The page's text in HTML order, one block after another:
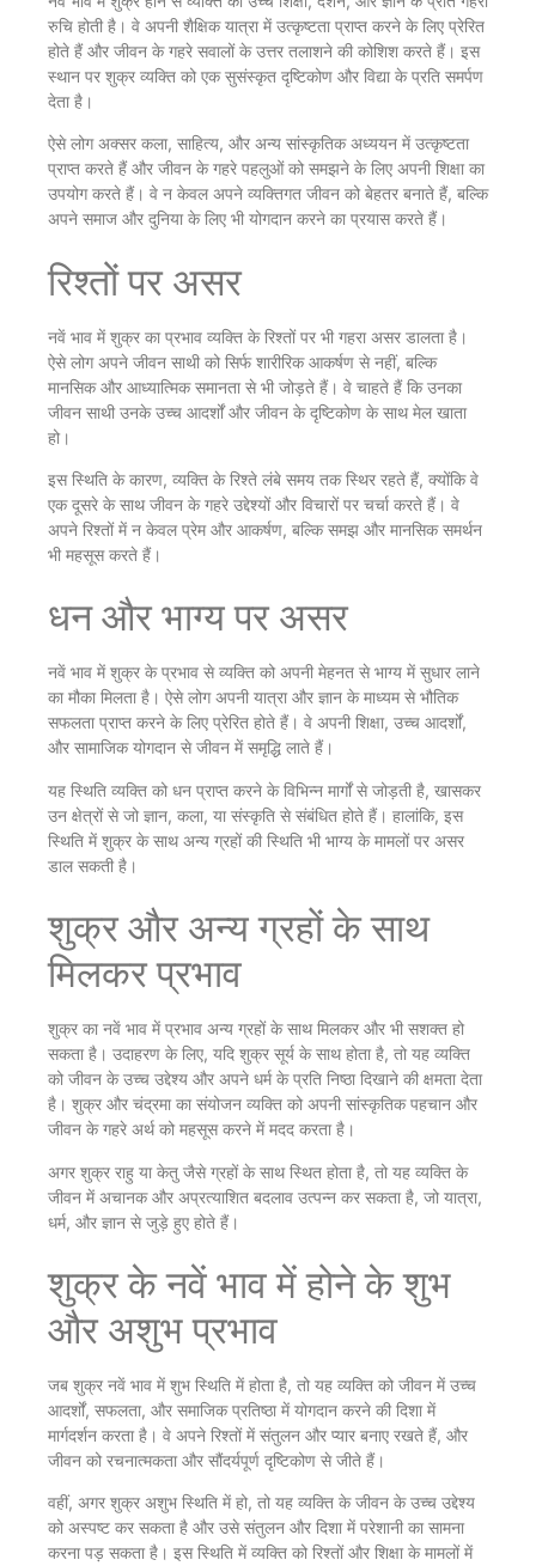
रुचि होती है। वे अपनी शैक्षिक यात्रा में उत्कृष्टता प्राप्त करने के लिए प्रेरित
होते हैं और जीवन के गहरे सवालों के उत्तर तलाशने की कोशिश करते हैं। इस
स्थान पर शुक्र व्यक्ति को एक सुसंस्कृत दृष्टिकोण और विद्या के प्रति समर्पण
देता है।
ऐसे लोग अक्सर कला, साहित्य, और अन्य सांस्कृतिक अध्ययन में उत्कृष्टता
प्राप्त करते हैं और जीवन के गहरे पहलुओं को समझने के लिए अपनी शिक्षा का
उपयोग करते हैं। वे न केवल अपने व्यक्तिगत जीवन को बेहतर बनाते हैं, बल्कि
अपने समाज और दुनिया के लिए भी योगदान करने का प्रयास करते हैं।
रिश्तों पर असर
नवें भाव में शुक्र का प्रभाव व्यक्ति के रिश्तों पर भी गहरा असर डालता है।
ऐसे लोग अपने जीवन साथी को सिर्फ शारीरिक आकर्षण से नहीं, बल्कि
मानसिक और आध्यात्मिक समानता से भी जोड़ते हैं। वे चाहते हैं कि उनका
जीवन साथी उनके उच्च आदर्शों और जीवन के दृष्टिकोण के साथ मेल खाता
हो।
इस स्थिति के कारण, व्यक्ति के रिश्ते लंबे समय तक स्थिर रहते हैं, क्योंकि वे
एक दूसरे के साथ जीवन के गहरे उद्देश्यों और विचारों पर चर्चा करते हैं। वे
अपने रिश्तों में न केवल प्रेम और आकर्षण, बल्कि समझ और मानसिक समर्थन
भी महसूस करते हैं।
धन और भाग्य पर असर
नवें भाव में शुक्र के प्रभाव से व्यक्ति को अपनी मेहनत से भाग्य में सुधार लाने
का मौका मिलता है। ऐसे लोग अपनी यात्रा और ज्ञान के माध्यम से भौतिक
सफलता प्राप्त करने के लिए प्रेरित होते हैं। वे अपनी शिक्षा, उच्च आदर्शों,
और सामाजिक योगदान से जीवन में समृद्धि लाते हैं।
यह स्थिति व्यक्ति को धन प्राप्त करने के विभिन्न मार्गों से जोड़ती है, खासकर
उन क्षेत्रों से जो ज्ञान, कला, या संस्कृति से संबंधित होते हैं। हालांकि, इस
स्थिति में शुक्र के साथ अन्य ग्रहों की स्थिति भी भाग्य के मामलों पर असर
डाल सकती है।
शुक्र और अन्य ग्रहों के साथ
मिलकर प्रभाव
शुक्र का नवें भाव में प्रभाव अन्य ग्रहों के साथ मिलकर और भी सशक्त हो
सकता है। उदाहरण के लिए, यदि शुक्र सूर्य के साथ होता है, तो यह व्यक्ति
को जीवन के उच्च उद्देश्य और अपने धर्म के प्रति निष्ठा दिखाने की क्षमता देता
है। शुक्र और चंद्रमा का संयोजन व्यक्ति को अपनी सांस्कृतिक पहचान और
जीवन के गहरे अर्थ को महसूस करने में मदद करता है।
अगर शुक्र राहु या केतु जैसे ग्रहों के साथ स्थित होता है, तो यह व्यक्ति के
जीवन में अचानक और अप्रत्याशित बदलाव उत्पन्न कर सकता है, जो यात्रा,
धर्म, और ज्ञान से जुड़े हुए होते हैं।
शुक्र के नवें भाव में होने के शुभ
और अशुभ प्रभाव
जब शुक्र नवें भाव में शुभ स्थिति में होता है, तो यह व्यक्ति को जीवन में उच्च
आदर्शों, सफलता, और समाजिक प्रतिष्ठा में योगदान करने की दिशा में
मार्गदर्शन करता है। वे अपने रिश्तों में संतुलन और प्यार बनाए रखते हैं, और
जीवन को रचनात्मकता और सौंदर्यपूर्ण दृष्टिकोण से जीते हैं।
वहीं, अगर शुक्र अशुभ स्थिति में हो, तो यह व्यक्ति के जीवन के उच्च उद्देश्य
को अस्पष्ट कर सकता है और उसे संतुलन और दिशा में परेशानी का सामना
करना पड़ सकता है। इस स्थिति में व्यक्ति को रिश्तों और शिक्षा के मामलों में